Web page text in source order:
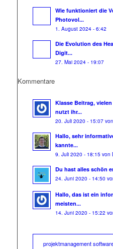
Wie funktioniert die
Photovol...
1. August 2024 - 6:42
Die Evolution des
Digit...
27. Mai 2024 - 19:07
Kommentare
Klasse Beitrag,
nutzt ihr...
20. Juli 2020 - 15:07
Hallo, sehr
kannte...
9. Juli 2020 - 18:15 von
Du hast alles schön
24. Juni 2020 - 14:50
Hallo, das ist ein
meisten...
14. Juni 2020 - 15:22
projektmanagement